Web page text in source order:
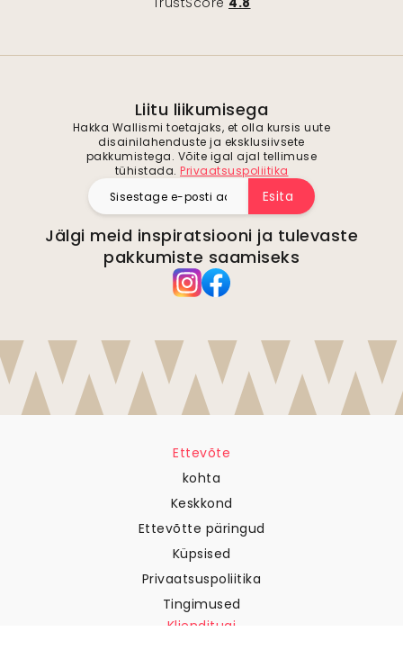
Liitu liikumisega
Hakka Wallismi toetajaks, et olla kursis uute
disainilahenduste ja eksklusiivsete
pakkumistega. Võite igal ajal tellimuse
tühistada. Privaatsuspoliitika
Esita
Jälgi meid inspiratsiooni ja tulevaste
pakkumiste saamiseks
Ettevõte
kohta
Keskkond
Ettevõtte päringud
Küpsised
Privaatsuspoliitika
Tingimused
Klienditugi